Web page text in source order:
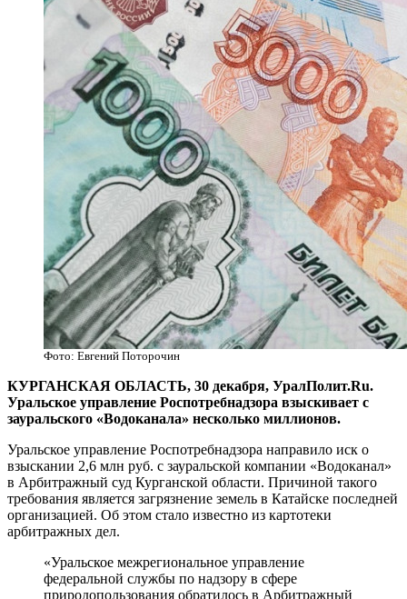
Фото: Евгений Поторочин
​КУРГАНСКАЯ ОБЛАСТЬ, 30 декабря, УралПолит.Ru.
Уральское управление Роспотребнадзора взыскивает с
зауральского «Водоканала» несколько миллионов.
Уральское управление Роспотребнадзора направило иск о
взыскании 2,6 млн руб. с зауральской компании «Водоканал»
в Арбитражный суд Курганской области. Причиной такого
требования является загрязнение земель в Катайске последней
организацией. Об этом стало известно из картотеки
арбитражных дел.
«Уральское межрегиональное управление
федеральной службы по надзору в сфере
природопользования обратилось в Арбитражный